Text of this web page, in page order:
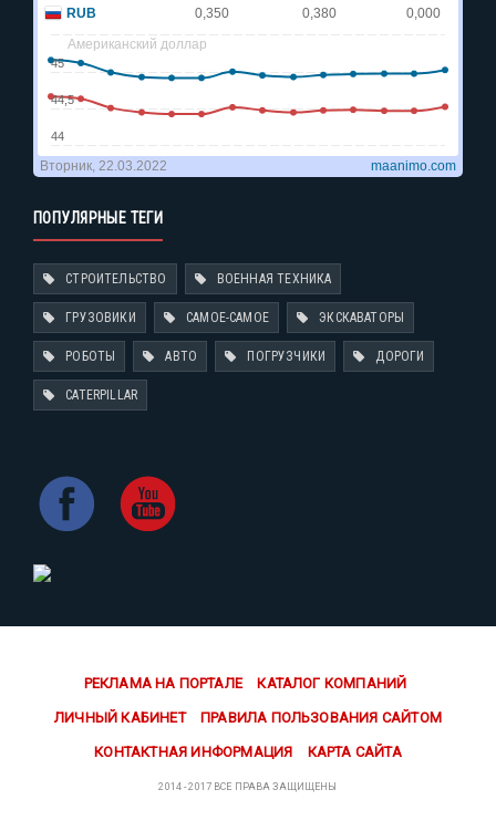
ПОПУЛЯРНЫЕ ТЕГИ
СТРОИТЕЛЬСТВО ВОЕННАЯ ТЕХНИКА
ГРУЗОВИКИ САМОЕ-САМОЕ ЭКСКАВАТОРЫ
РОБОТЫ АВТО ПОГРУЗЧИКИ ДОРОГИ
CATERPILLAR
РЕКЛАМА НА ПОРТАЛЕ КАТАЛОГ КОМПАНИЙ
ЛИЧНЫЙ КАБИНЕТ ПРАВИЛА ПОЛЬЗОВАНИЯ САЙТОМ
КОНТАКТНАЯ ИНФОРМАЦИЯ КАРТА САЙТА
2014 - 2017 ВСЕ ПРАВА ЗАЩИЩЕНЫ